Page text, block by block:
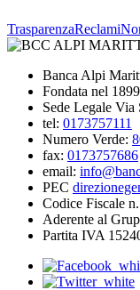
TrasparenzaReclami
Banca Alpi
Fondata nel 1899
Sede Legale Via
tel: 0173757111
Numero Verde:
fax: 0173757686
email:
PEC
Codice Fiscale
Aderente al
Partita IVA